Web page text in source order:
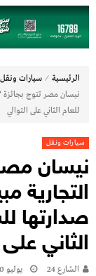
الرئيسية ⁄ سيارات ونقل
نيسان مصر تتوج بجائزة
للعام الثاني على التوالي
سيارات ونقل
نيسان مصر
التجارية
صدارتها
الثاني
الشارع 24 يوليو 10, 2025